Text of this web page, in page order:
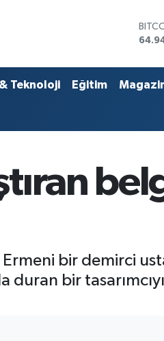
Teknoloji Eğitim
bir demirci
duran bir